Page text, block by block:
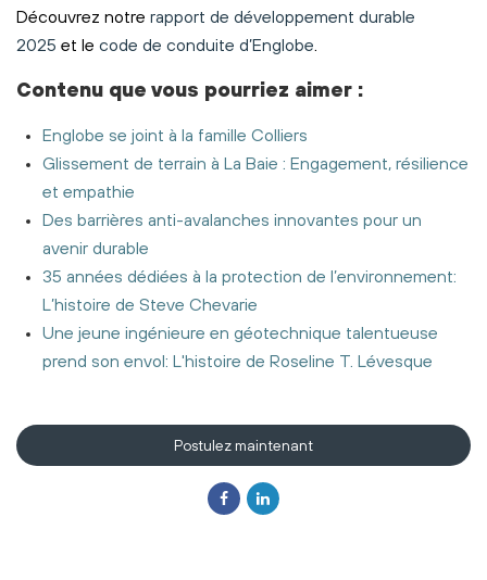
Découvrez notre rapport de développement durable
2025 et le code de conduite d’Englobe.
Contenu que vous pourriez aimer :
Englobe se joint à la famille Colliers
Glissement de terrain à La Baie : Engagement, résilience
et empathie
Des barrières anti-avalanches innovantes pour un
avenir durable
35 années dédiées à la protection de l’environnement:
L’histoire de Steve Chevarie
Une jeune ingénieure en géotechnique talentueuse
prend son envol: L'histoire de Roseline T. Lévesque
Postulez maintenant